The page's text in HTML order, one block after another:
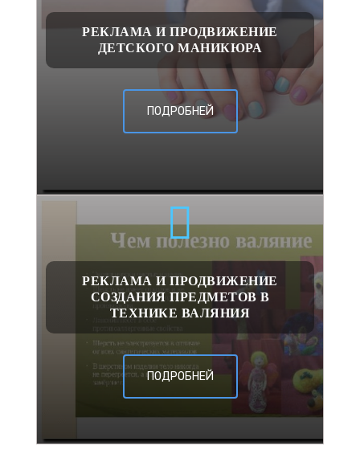
РЕКЛАМА И ПРОДВИЖЕНИЕ
ДЕТСКОГО МАНИКЮРА
ПОДРОБНЕЙ
РЕКЛАМА И ПРОДВИЖЕНИЕ
СОЗДАНИЯ ПРЕДМЕТОВ В
ТЕХНИКЕ ВАЛЯНИЯ
ПОДРОБНЕЙ